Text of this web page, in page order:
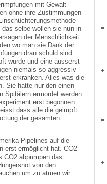
mit Gewalt
ohne ihre Zustimmungen
selbe wollen sie nun in
der Menschlichkeit.
wo man sie Dank der
dran schuld sind
wurde und eine äusserst
niemals so aggressiv
erkranken. Alles was die
Sie hatte nur den einen
Spitälern ermordet werden
erst begonnen
dass alle die geimpft
der gesamten
Pipelines auf die
erst ermöglicht hat. CO2
abpumpen das
von den
um zu atmen wir